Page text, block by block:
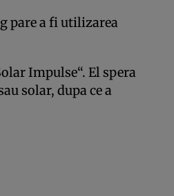
pare a fi utilizarea
Impulse“. El spera
solar, dupa ce a